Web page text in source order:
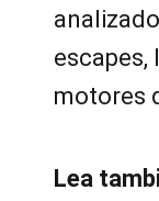
motores
Lea